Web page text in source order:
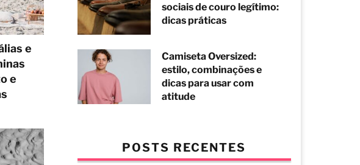
e
e
sociais de couro legítimo:
dicas práticas
Camiseta Oversized:
estilo, combinações e
dicas para usar com
atitude
POSTS RECENTES